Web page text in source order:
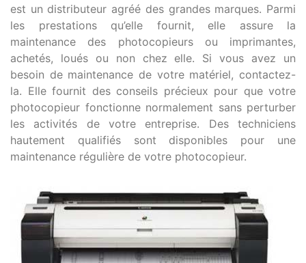
est un distributeur agréé des grandes marques. Parmi
les prestations qu’elle fournit, elle assure la
maintenance des photocopieurs ou imprimantes,
achetés, loués ou non chez elle. Si vous avez un
besoin de maintenance de votre matériel, contactez-
la. Elle fournit des conseils précieux pour que votre
photocopieur fonctionne normalement sans perturber
les activités de votre entreprise. Des techniciens
hautement qualifiés sont disponibles pour une
maintenance régulière de votre photocopieur.